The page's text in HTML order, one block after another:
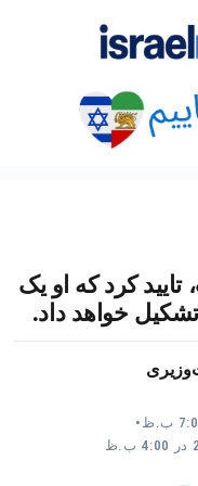
کرد که او یک
خواهد داد.
•